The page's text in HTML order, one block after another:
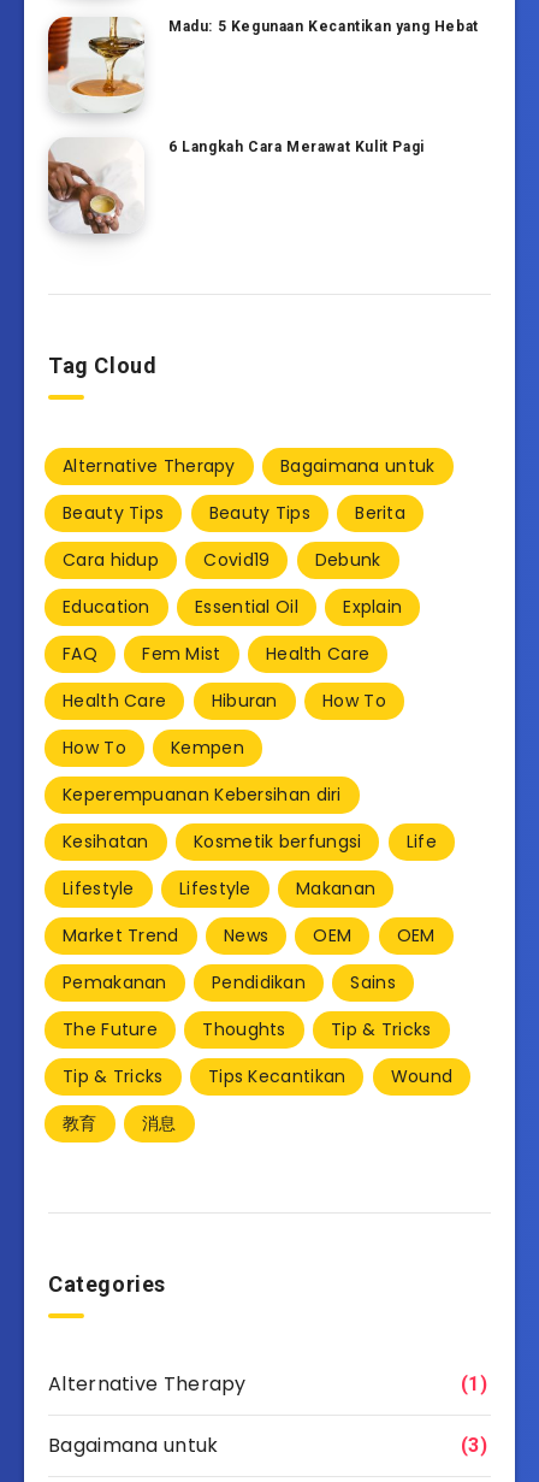
Madu: 5 Kegunaan Kecantikan yang Hebat
6 Langkah Cara Merawat Kulit Pagi
Tag Cloud
Alternative Therapy
Bagaimana untuk
Beauty Tips
Beauty Tips
Berita
Cara hidup
Covid19
Debunk
Education
Essential Oil
Explain
FAQ
Fem Mist
Health Care
Health Care
Hiburan
How To
How To
Kempen
Keperempuanan Kebersihan diri
Kesihatan
Kosmetik berfungsi
Life
Lifestyle
Lifestyle
Makanan
Market Trend
News OEM
OEM
Pemakanan
Pendidikan
Sains
The Future
Thoughts
Tip & Tricks
Tip & Tricks
Tips Kecantikan
Wound
教育
消息
Categories
Alternative Therapy (1)
Bagaimana untuk (3)